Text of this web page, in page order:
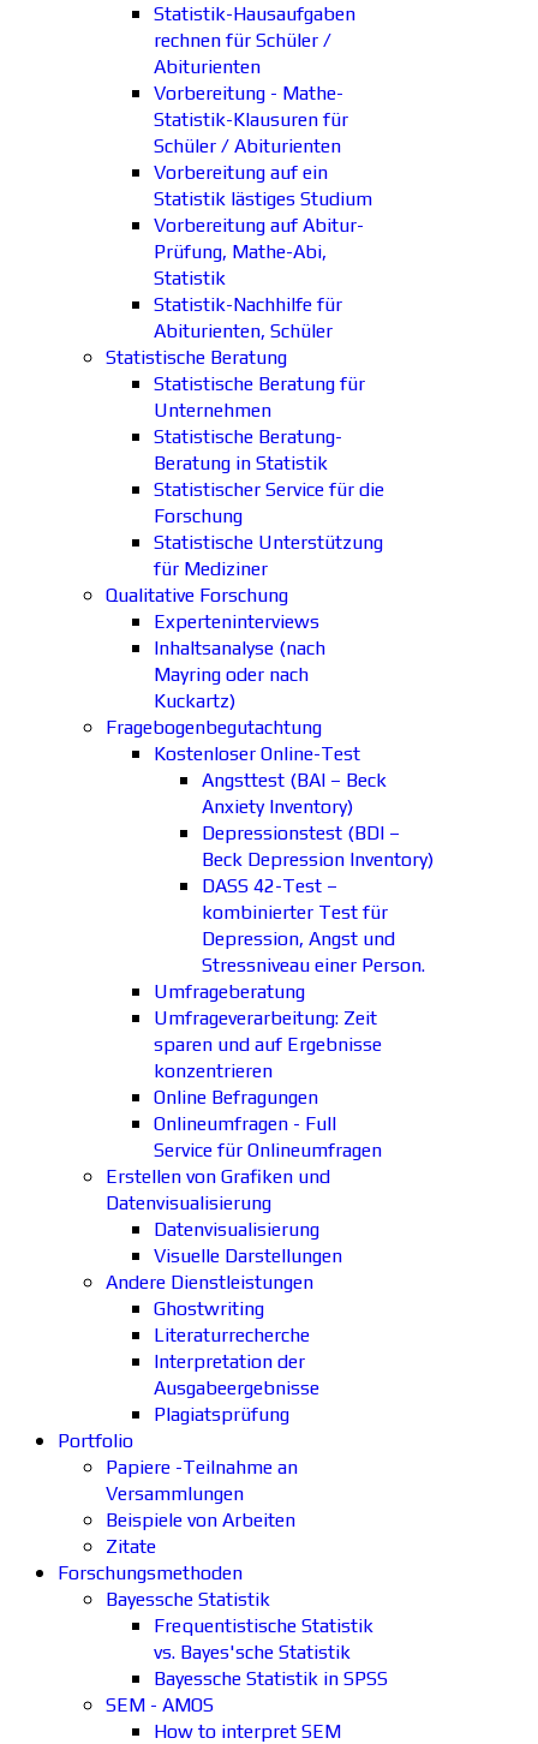
Statistik-Hausaufgaben
rechnen für Schüler /
Abiturienten
Vorbereitung - Mathe-
Statistik-Klausuren für
Schüler / Abiturienten
Vorbereitung auf ein
Statistik lästiges Studium
Vorbereitung auf Abitur-
Prüfung, Mathe-Abi,
Statistik
Statistik-Nachhilfe für
Abiturienten, Schüler
Statistische Beratung
Statistische Beratung für
Unternehmen
Statistische Beratung-
Beratung in Statistik
Statistischer Service für die
Forschung
Statistische Unterstützung
für Mediziner
Qualitative Forschung
Experteninterviews
Inhaltsanalyse (nach
Mayring oder nach
Kuckartz)
Fragebogenbegutachtung
Kostenloser Online-Test
Angsttest (BAI – Beck
Anxiety Inventory)
Depressionstest (BDI –
Beck Depression Inventory)
DASS 42-Test –
kombinierter Test für
Depression, Angst und
Stressniveau einer Person.
Umfrageberatung
Umfrageverarbeitung: Zeit
sparen und auf Ergebnisse
konzentrieren
Online Befragungen
Onlineumfragen - Full
Service für Onlineumfragen
Erstellen von Grafiken und
Datenvisualisierung
Datenvisualisierung
Visuelle Darstellungen
Andere Dienstleistungen
Ghostwriting
Literaturrecherche
Interpretation der
Ausgabeergebnisse
Plagiatsprüfung
Portfolio
Papiere -Teilnahme an
Versammlungen
Beispiele von Arbeiten
Zitate
Forschungsmethoden
Bayessche Statistik
Frequentistische Statistik
vs. Bayes'sche Statistik
Bayessche Statistik in SPSS
SEM - AMOS
How to interpret SEM